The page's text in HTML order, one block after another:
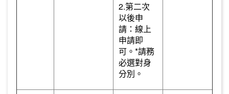
2.第二次
以後申
請：線上
申請即
可。*請務
必選對身
分別。